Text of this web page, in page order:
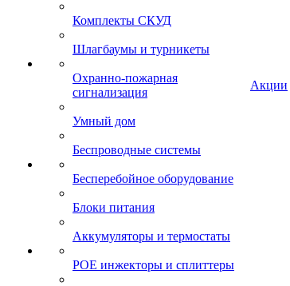
Комплекты СКУД
Шлагбаумы и турникеты
Охранно-пожарная
сигнализация
Умный дом
Беспроводные системы
Бесперебойное оборудование
Блоки питания
Аккумуляторы и термостаты
POE инжекторы и сплиттеры
Акции